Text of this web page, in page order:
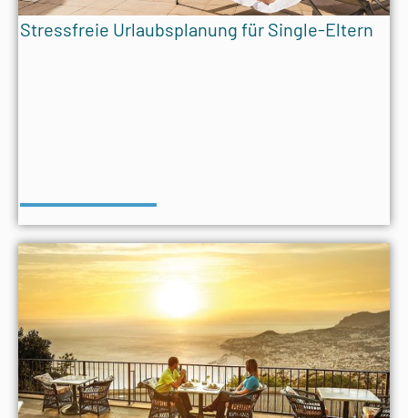
Stressfreie Urlaubsplanung für Single-Eltern